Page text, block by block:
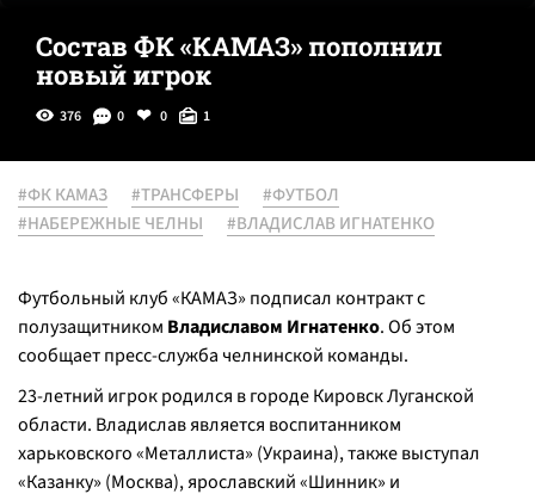
Состав ФК «КАМАЗ» пополнил
новый игрок
376 0 0 1
#ФК КАМАЗ #ТРАНСФЕРЫ
#ФУТБОЛ
#НАБЕРЕЖНЫЕ ЧЕЛНЫ
#ВЛАДИСЛАВ ИГНАТЕНКО
Футбольный клуб «КАМАЗ» подписал контракт с
полузащитником Владиславом Игнатенко. Об этом
сообщает пресс-служба челнинской команды.
23-летний игрок родился в городе Кировск Луганской
области. Владислав является воспитанником
харьковского «Металлиста» (Украина), также выступал
«Казанку» (Москва), ярославский «Шинник» и